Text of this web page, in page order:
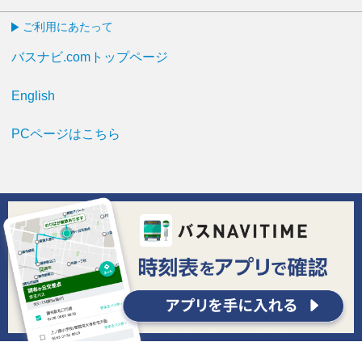
ご利用にあたって
バスナビ.comトップページ
English
PCページはこちら